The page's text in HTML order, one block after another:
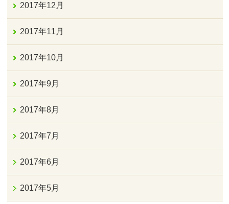
2017年12月
2017年11月
2017年10月
2017年9月
2017年8月
2017年7月
2017年6月
2017年5月